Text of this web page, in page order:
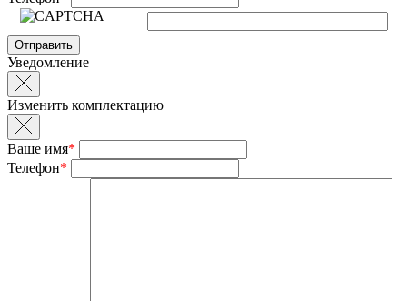
Уведомление
Изменить комплектацию
Ваше имя*
Телефон*